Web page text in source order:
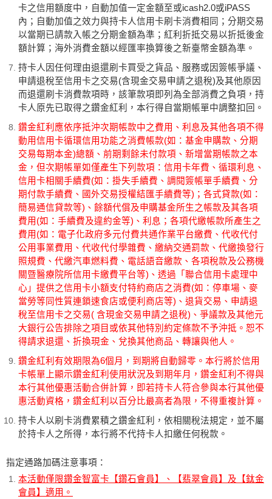
卡之信用額度中，自動加值一定金額至或icash2.0或iPASS
內；自動加值之效力與持卡人信用卡刷卡消費相同；分期交易
以當期已請款入帳之分期金額為準；紅利折抵交易以折抵後金
額計算；海外消費金額以經匯率換算後之新臺幣金額為準。
持卡人因任何理由退還刷卡買受之貨品、服務或因簽帳爭議、
申請退稅至信用卡之交易(含現金交易申請之退稅)及其他原因
而退還刷卡消費款項時，該筆款項即列為全部消費之負項，持
卡人原先已取得之鑽金紅利，本行得自當期帳單中調整扣回。
鑽金紅利應依序抵沖次期帳款中之費用、利息及其他各項不得
動用信用卡循環信用功能之消費帳款(如：基金申購款、分期
交易每期本金)總額、前期剩餘未付款項、新增當期帳款之本
金，但次期帳單如僅產生下列款項：信用卡年費、循環利息、
信用卡相關手續費(如：掛失手續費、調閱簽帳單手續費、分
期付款手續費、國外交易授權結匯手續費等)；各式貸款(如：
簡易通信貸款等)、餘額代償及申購基金所生之帳款及其各項
費用(如：手續費及違約金等)、利息；各項代繳帳款所產生之
費用(如：電子化政府多元付費共通作業平台繳費、代收代付
公用事業費用、代收代付學雜費、繳納交通罰款、代繳換發行
照規費、代繳汽車燃料費、電話語音繳款、各項稅款及公務機
關暨醫療院所信用卡繳費平台等)、透過「聯合信用卡處理中
心」提供之信用卡小額支付特約商店之消費(如：停車場、麥
當勞等同性質連鎖速食店或便利商店等)、退貨交易、申請退
稅至信用卡之交易( 含現金交易申請之退稅)、爭議款及其他元
大銀行公告排除之項目或依其他特別約定條款不予沖抵。恕不
得請求退還、折換現金、兌換其他商品、轉讓與他人。
鑽金紅利有效期限為6個月，到期將自動歸零。本行將於信用
卡帳單上顯示鑽金紅利使用狀況及到期年月，鑽金紅利不得與
本行其他優惠活動合併計算，即若持卡人符合參與本行其他優
惠活動資格，鑽金紅利以百分比最高者為限，不得重複計算。
持卡人以刷卡消費累積之鑽金紅利，依相關稅法規定，並不屬
於持卡人之所得，本行將不代持卡人扣繳任何稅款。
指定通路加碼注意事項：
本活動僅限鑽金智富卡【鑽石會員】、【翡翠會員】及【鈦金
會員】適用。